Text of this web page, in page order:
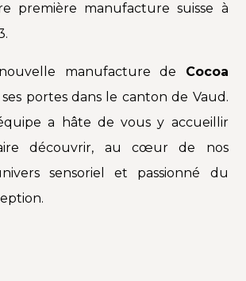
première manufacture suisse à
manufacture de Cocoa
portes dans le canton de Vaud.
a hâte de vous y accueillir
découvrir, au cœur de nos
sensoriel et passionné du